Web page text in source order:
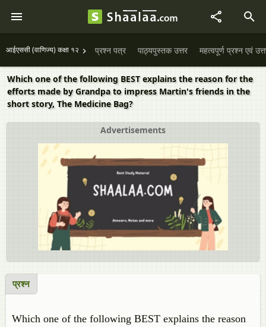
आईएससी (वाणिज्य) कक्षा १२ प्रश्न पत्र पाठ्यपुस्तक उत्तर महत्वपूर्ण प्रश्न एवं
Which one of the following BEST explains the reason for the
efforts made by Grandpa to impress Martin's friends in the
short story, The Medicine Bag?
Advertisements
प्रश्न
Which one of the following BEST explains the reason